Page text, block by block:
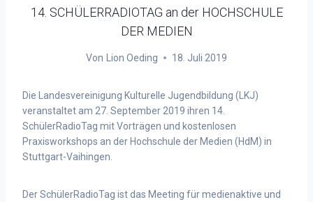
14. SCHÜLERRADIOTAG an der HOCHSCHULE
DER MEDIEN
Von Lion Oeding 18. Juli 2019
Die Landesvereinigung Kulturelle Jugendbildung (LKJ)
veranstaltet am 27. September 2019 ihren 14.
SchülerRadioTag mit Vorträgen und kostenlosen
Praxisworkshops an der Hochschule der Medien (HdM) in
Stuttgart-Vaihingen.
Der SchülerRadioTag ist das Meeting für medienaktive und